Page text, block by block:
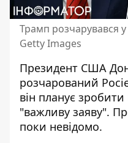
Трамп розчарувався у
Getty Images
Президент США
розчарований
він планує
"важливу заяву".
поки невідомо.